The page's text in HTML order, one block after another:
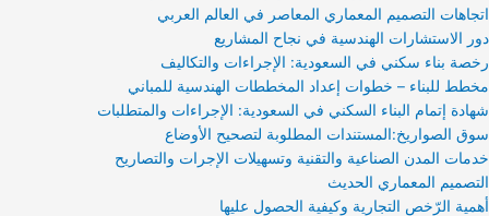
اتجاهات التصميم المعماري المعاصر في العالم العربي
دور الاستشارات الهندسية في نجاح المشاريع
رخصة بناء سكني في السعودية: الإجراءات والتكاليف
مخطط للبناء – خطوات إعداد المخططات الهندسية للمباني
شهادة إتمام البناء السكني في السعودية: الإجراءات والمتطلبات
سوق الصواريخ:المستندات المطلوبة لتصحيح الأوضاع
خدمات المدن الصناعية والتقنية وتسهيلات الإجرات والتصاريح
التصميم المعماري الحديث
أهمية الرّخص التجارية وكيفية الحصول عليها